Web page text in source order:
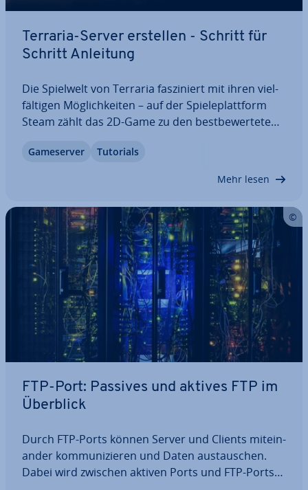
Terraria-Server erstellen - Schritt für
Schritt Anleitung
Die Spielwelt von Terraria fas­zi­niert mit ihren viel­
fäl­ti­gen Mög­lich­kei­ten – auf der Spie­le­platt­form
Steam zählt das 2D-Game zu den best­be­wer­te­ten
ler-Modus zocken und dabei maximale Frei­hei­ten
Game­ser­ver Tutorials
Mehr lesen
FTP-Port: Passives und aktives FTP im
Überblick
Durch FTP-Ports können Server und Clients mit­ein­
an­der kom­mu­ni­zie­ren und Daten aus­tau­schen.
Dabei wird zwischen aktiven Ports und FTP-Ports